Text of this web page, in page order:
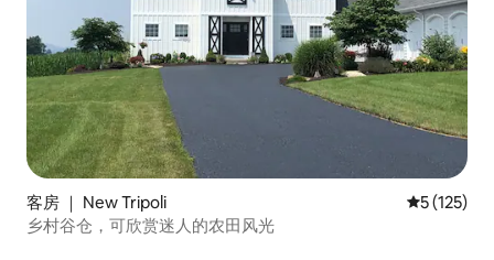
客房 ｜ New Tripoli 平均评分 5
5 (125)
乡村谷仓，可欣赏迷人的农田风光